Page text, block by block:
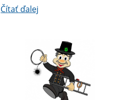
Čítať ďalej